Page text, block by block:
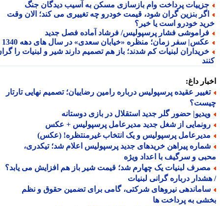
پرداخت وام بازسازی مسکن به آسیب دیدگان جنگ
بنزین گران شود، قیمت خودرو چه تغییری می کند؛ الان وقت
خودرو است یا خیر؟
فشار پرسپولیس/ فرشاد آماده فصل جدید
سفر زمان؛ منظره «خیابان سعدی» در سال های دهه 1340
لبنیات کم شدند؛ باز هم تصمیم دارند شیر و لبنیات را گران
داغ:
عقیده پرسپولیس درباره رامین رضاییان؛ تصمیم نهایی تارتار
حضور گلر جدید استقلال در بازی دوستانه
از شغل جدید مدیرعامل پرسپولیس + عکس
پرسپولیس و یک انتخاب غیرمنتظره! (عکس)
پیراهن خریدهای جدید پرسپولیس اعلام شد؛ تیکدری،
و سرگیف با اعداد ویژه
لبنیات یک چهارم شد؛ قیمت شیر باز هم افزایش می یابد؟
درباره گرانی لبنیات
نیروهای شرکتی، گامی برای تضمین حقوق و نظم
به پرداخت ها